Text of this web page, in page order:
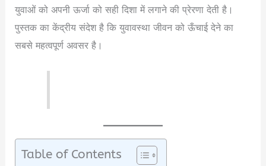
युवाओं को अपनी ऊर्जा को सही दिशा में लगाने की प्रेरणा देती है।
पुस्तक का केंद्रीय संदेश है कि युवावस्था जीवन को ऊँचाई देने का
सबसे महत्वपूर्ण अवसर है।
Table of Contents